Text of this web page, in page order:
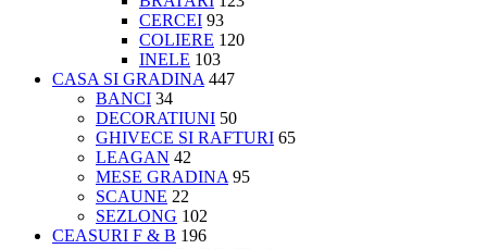
CERCEI 93
COLIERE 120
INELE 103
CASA SI GRADINA 447
BANCI 34
DECORATIUNI 50
GHIVECE SI RAFTURI 65
LEAGAN 42
MESE GRADINA 95
SCAUNE 22
SEZLONG 102
CEASURI F & B 196